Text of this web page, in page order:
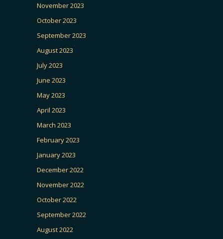
November 2023
October 2023
September 2023
August 2023
July 2023
June 2023
May 2023
April 2023
March 2023
February 2023
January 2023
December 2022
November 2022
October 2022
September 2022
August 2022